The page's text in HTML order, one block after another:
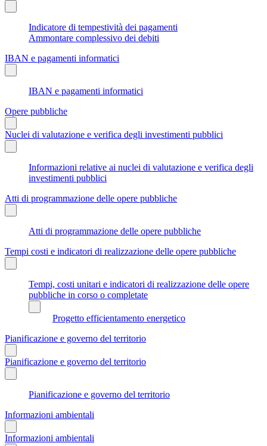
Indicatore di tempestività dei pagamenti
Ammontare complessivo dei debiti
IBAN e pagamenti informatici
IBAN e pagamenti informatici
Opere pubbliche
Nuclei di valutazione e verifica degli investimenti pubblici
Informazioni relative ai nuclei di valutazione e verifica degli
investimenti pubblici
Atti di programmazione delle opere pubbliche
Atti di programmazione delle opere pubbliche
Tempi costi e indicatori di realizzazione delle opere pubbliche
Tempi, costi unitari e indicatori di realizzazione delle opere
pubbliche in corso o completate
Progetto efficientamento energetico
Pianificazione e governo del territorio
Pianificazione e governo del territorio
Pianificazione e governo del territorio
Informazioni ambientali
Informazioni ambientali